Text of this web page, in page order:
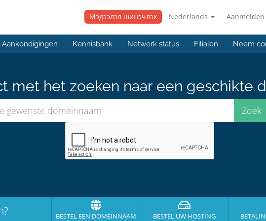
Мэдээлэл шинэчлэх Nederlands Aanmelden
Aankondigingen Kennisbank Netwerk status Filialen Neem
met het zoeken naar een geschikte
BESTEL EEN DOMEINNAAM BESTEL UW HOSTING